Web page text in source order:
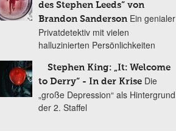
des Stephen Leeds“ von
Brandon Sanderson Ein genialer
Privatdetektiv mit vielen
halluzinierten Persönlichkeiten
Stephen King: „It: Welcome
to Derry“ - In der Krise Die
„große Depression“ als Hintergrund
der 2. Staffel